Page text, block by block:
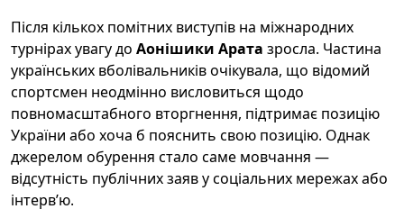
Після кількох помітних виступів на міжнародних
турнірах увагу до Аонішики Арата зросла. Частина
українських вболівальників очікувала, що відомий
спортсмен неодмінно висловиться щодо
повномасштабного вторгнення, підтримає позицію
України або хоча б пояснить свою позицію. Однак
джерелом обурення стало саме мовчання —
відсутність публічних заяв у соціальних мережах або
інтерв’ю.